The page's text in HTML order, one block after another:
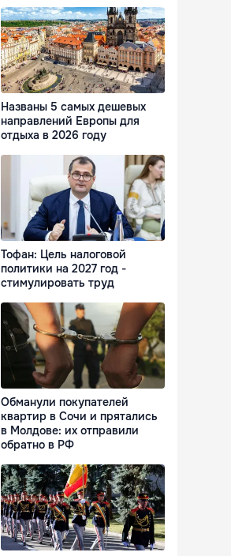
Названы 5 самых дешевых
направлений Европы для
отдыха в 2026 году
Тофан: Цель налоговой
политики на 2027 год -
стимулировать труд
Обманули покупателей
квартир в Сочи и прятались
в Молдове: их отправили
обратно в РФ